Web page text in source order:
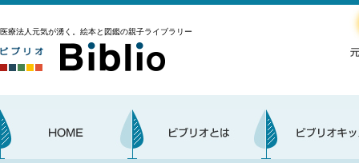
医療法人元気が湧く。絵本と図鑑の親子ライブラリー